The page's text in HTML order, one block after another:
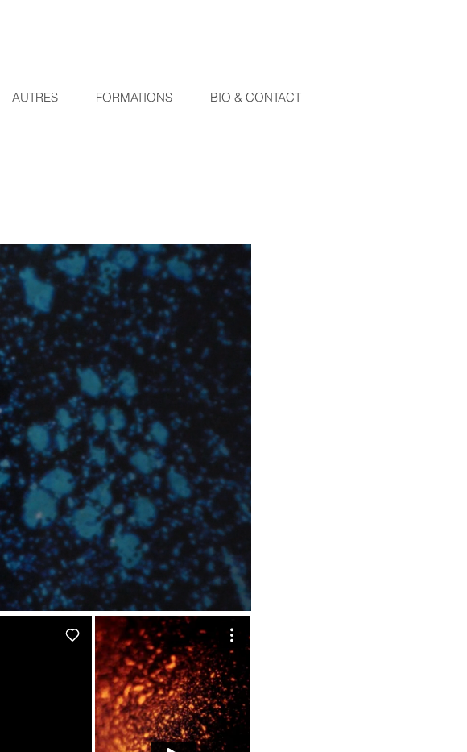
AUTRES FORMATIONS BIO & CONTACT